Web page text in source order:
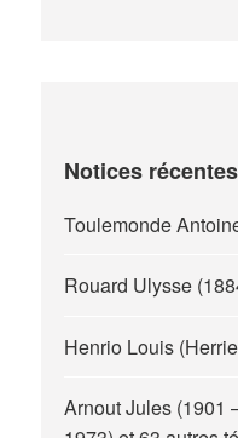
Notices récentes
Toulemonde
Rouard Ulysse
Henrio Louis
Arnout Jules (1901